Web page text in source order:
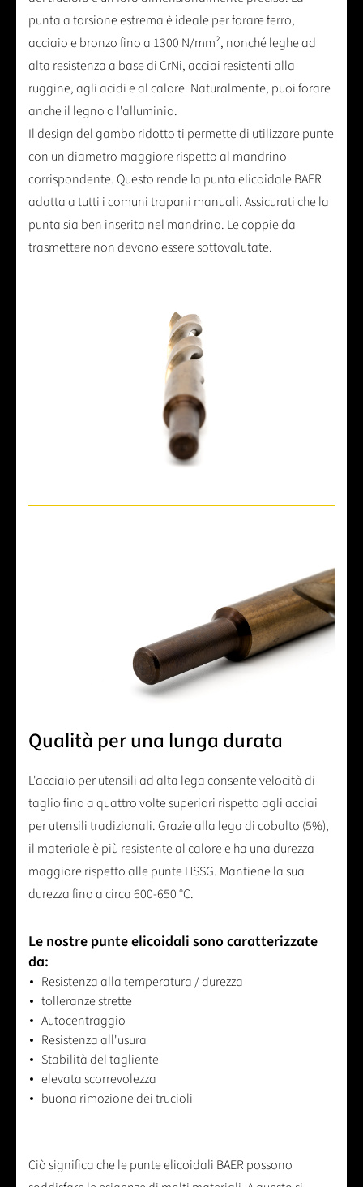
punta a torsione estrema è ideale per forare ferro,
acciaio e bronzo fino a 1300 N/mm², nonché leghe ad
alta resistenza a base di CrNi, acciai resistenti alla
ruggine, agli acidi e al calore. Naturalmente, puoi forare
anche il legno o l'alluminio.
Il design del gambo ridotto ti permette di utilizzare punte
con un diametro maggiore rispetto al mandrino
corrispondente. Questo rende la punta elicoidale BAER
adatta a tutti i comuni trapani manuali. Assicurati che la
punta sia ben inserita nel mandrino. Le coppie da
trasmettere non devono essere sottovalutate.
Qualità per una lunga durata
L'acciaio per utensili ad alta lega consente velocità di
taglio fino a quattro volte superiori rispetto agli acciai
per utensili tradizionali. Grazie alla lega di cobalto (5%),
il materiale è più resistente al calore e ha una durezza
maggiore rispetto alle punte HSSG. Mantiene la sua
durezza fino a circa 600-650 °C.
Le nostre punte elicoidali sono caratterizzate
da:
Resistenza alla temperatura / durezza
tolleranze strette
Autocentraggio
Resistenza all'usura
Stabilità del tagliente
elevata scorrevolezza
buona rimozione dei trucioli
Ciò significa che le punte elicoidali BAER possono